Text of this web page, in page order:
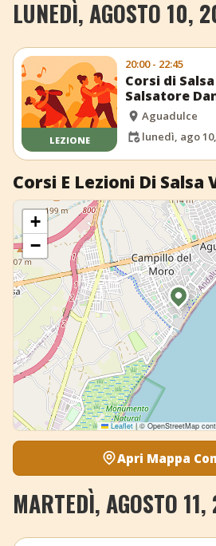
+ Aggiungi evento
LUNEDÌ, AGOSTO 10,
LEZIONE
20:00 - 22:45
Corsi di
Salsatore
Aguadulce
lunedì, ago
Corsi E Lezioni Di Salsa
+
−
Leaflet |© OpenStreetMap
Apri Mappa
MARTEDÌ, AGOSTO